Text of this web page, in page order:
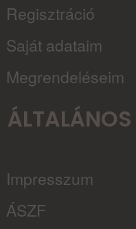
Regisztráció
Saját adataim
Megrendeléseim
ÁLTALÁNOS
Impresszum
ÁSZF